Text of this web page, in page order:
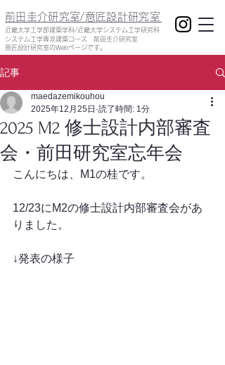
前田圭介研究室/意匠設計研究室
​近畿大学工学部建築学科/近畿大学システム工学研究科
システム工学専攻建築コース 前田圭介研究室
意匠設計研究室のWebページです。
記事
2025 M2 修士設計内部審査
会・前田研究室忘年会
maedazemikouhou
2025年12月25日 読了時間: 1分
こんにちは、M1の桂です。
12/23にM2の修士設計内部審査会があ
りました。
↓発表の様子